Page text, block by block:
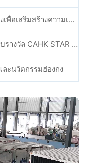
eSign.AI × Alibaba Cloud | ผนึกกำลังเพื่อเสริมสร้างความเชื่อมั่นดิจิทัลระดับโลกสำหรับฟินเทค
ขอแสดงความยินดีกับ eSign.AI ที่ได้รับรางวัล CAHK STAR Award 2025
ะนวัตกรรมฮ่องกง